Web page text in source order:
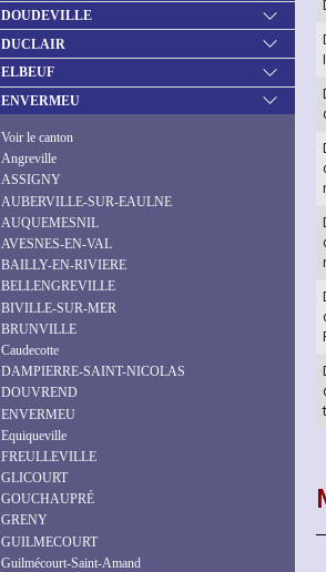
DOUDEVILLE
DUCLAIR
ELBEUF
ENVERMEU
Voir le canton
Angreville
ASSIGNY
AUBERVILLE-SUR-EAULNE
AUQUEMESNIL
AVESNES-EN-VAL
BAILLY-EN-RIVIERE
BELLENGREVILLE
BIVILLE-SUR-MER
BRUNVILLE
Caudecotte
DAMPIERRE-SAINT-NICOLAS
DOUVREND
ENVERMEU
Equiqueville
FREULLEVILLE
GLICOURT
GOUCHAUPRÉ
GRENY
GUILMECOURT
Guilmécourt-Saint-Amand